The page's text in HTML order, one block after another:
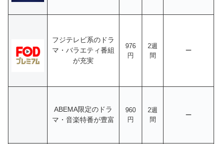
フジテレビ系のドラ
マ・バラエティ番組
が充実
976
円
2週
間
ー
ABEMA限定のドラ
マ・音楽特番が豊富
960
円
2週
間
ー